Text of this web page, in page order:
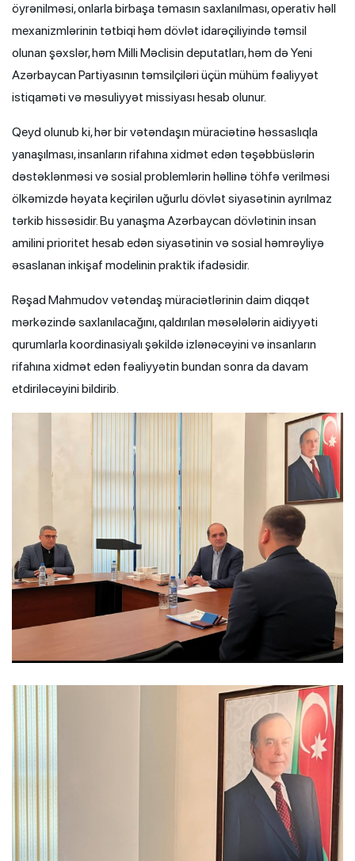
öyrənilməsi, onlarla birbaşa təmasın saxlanılması, operativ həll
mexanizmlərinin tətbiqi həm dövlət idarəçiliyində təmsil
olunan şəxslər, həm Milli Məclisin deputatları, həm də Yeni
Azərbaycan Partiyasının təmsilçiləri üçün mühüm fəaliyyət
istiqaməti və məsuliyyət missiyası hesab olunur.
Qeyd olunub ki, hər bir vətəndaşın müraciətinə həssaslıqla
yanaşılması, insanların rifahına xidmət edən təşəbbüslərin
dəstəklənməsi və sosial problemlərin həllinə töhfə verilməsi
ölkəmizdə həyata keçirilən uğurlu dövlət siyasətinin ayrılmaz
tərkib hissəsidir. Bu yanaşma Azərbaycan dövlətinin insan
amilini prioritet hesab edən siyasətinin və sosial həmrəyliyə
əsaslanan inkişaf modelinin praktik ifadəsidir.
Rəşad Mahmudov vətəndaş müraciətlərinin daim diqqət
mərkəzində saxlanılacağını, qaldırılan məsələlərin aidiyyəti
qurumlarla koordinasiyalı şəkildə izlənəcəyini və insanların
rifahına xidmət edən fəaliyyətin bundan sonra da davam
etdiriləcəyini bildirib.